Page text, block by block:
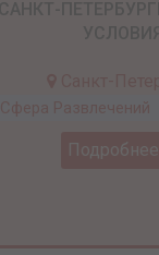
Сфера Развлечений
Подробнее